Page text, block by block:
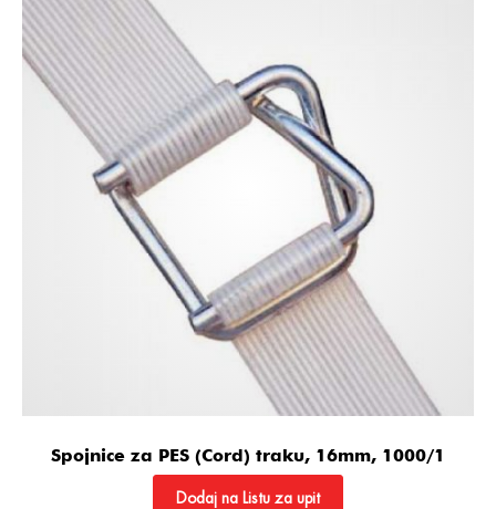
Spojnice za PES (Cord) traku, 16mm, 1000/1
Dodaj na Listu za upit